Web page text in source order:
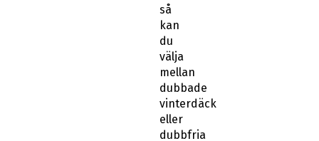
kan
du
välja
mellan
dubbade
vinterdäck
eller
dubbfria
vinterdäck,